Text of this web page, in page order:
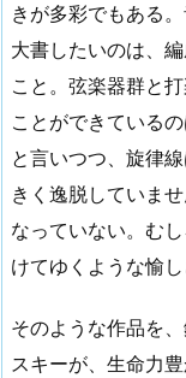
きが多彩でもある
大書したいのは、
こと。弦楽器群と
ことができている
と言いつつ、旋律
きく逸脱していま
なっていない。む
けてゆくような愉し
そのような作品を
スキーが、生命力